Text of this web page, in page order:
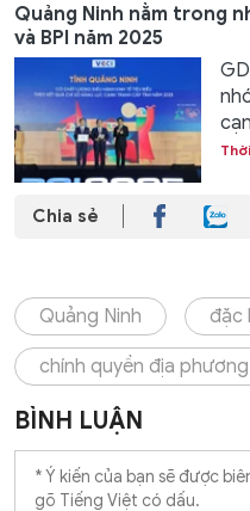
Quảng Ninh nằm trong
và BPI năm 2025
Chia sẻ
Quảng Ninh đặc
chính quyền địa
BÌNH LUẬN